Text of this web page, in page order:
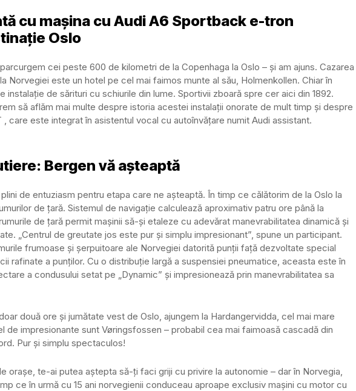
cu mașina cu Audi A6 Sportback e-tron
Oslo
cei peste 600 de kilometri de la Copenhaga la Oslo – și am ajuns. Cazarea
Norvegiei este un hotel pe cel mai faimos munte al său, Holmenkollen. Chiar în
instalație de sărituri cu schiurile din lume. Sportivii zboară spre cer aici din 1892.
să aflăm mai multe despre istoria acestei instalații onorate de mult timp și despre
, care este integrat în asistentul vocal cu autoînvățare numit Audi assistant.
Bergen vă așteaptă
de entuziasm pentru etapa care ne așteaptă. În timp ce călătorim de la Oslo la
de țară. Sistemul de navigație calculează aproximativ patru ore până la
de țară permit mașinii să-și etaleze cu adevărat manevrabilitatea dinamică și
„Centrul de greutate jos este pur și simplu impresionant”, spune un participant.
frumoase și șerpuitoare ale Norvegiei datorită punții față dezvoltate special
rafinate a punților. Cu o distribuție largă a suspensiei pneumatice, aceasta este în
a condusului setat pe „Dynamic” și impresionează prin manevrabilitatea sa
două ore și jumătate vest de Oslo, ajungem la Hardangervidda, cel mai mare
de impresionante sunt Vøringsfossen – probabil cea mai faimoasă cascadă din
Pur și simplu spectaculos!
orașe, te-ai putea aștepta să-ți faci griji cu privire la autonomie – dar în Norvegia,
ce în urmă cu 15 ani norvegienii conduceau aproape exclusiv mașini cu motor cu